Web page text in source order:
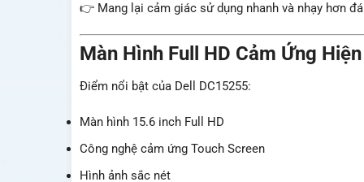
👉 Mang lại cảm giác sử dụng nhanh và nhạy hơn
Màn Hình Full HD Cảm Ứng
Điểm nổi bật của Dell DC15255:
Màn hình 15.6 inch Full HD
Công nghệ cảm ứng Touch Screen
Hình ảnh sắc nét